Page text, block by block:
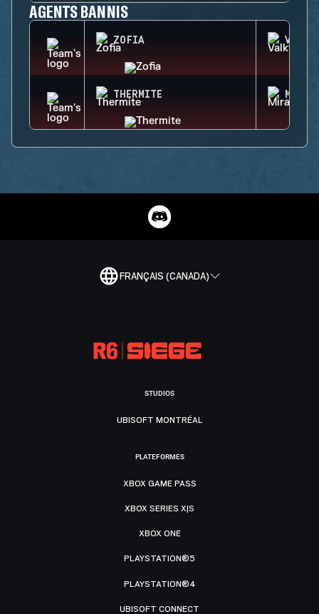
AGENTS BANNIS
ZOFIA
THERMITE MIRA
FRANÇAIS (CANADA)
STUDIOS
UBISOFT MONTRÉAL
PLATEFORMES
XBOX GAME PASS
XBOX SERIES X|S
XBOX ONE
PLAYSTATION®5
PLAYSTATION®4
UBISOFT CONNECT